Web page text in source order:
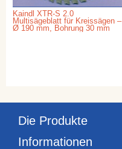
Kaindl XTR-S 2.0
Multisägeblatt für Kreissägen –
Ø 190 mm, Bohrung 30 mm
Die Produkte
Informationen